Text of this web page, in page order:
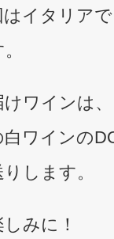
はイタリア
けワインは
白ワインの
します。
みに！